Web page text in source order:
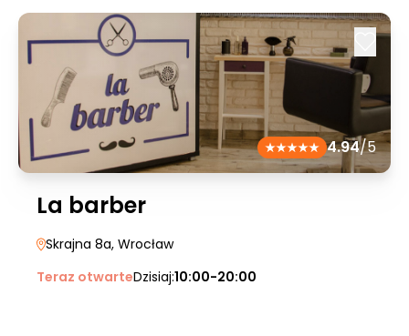
4.94/5
La barber
Skrajna 8a, Wrocław
Teraz otwarteDzisiaj:10:00-20:00